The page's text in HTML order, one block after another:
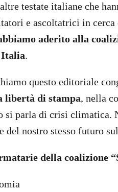
testate italiane che
e ascoltatrici in
aderito alla
Italia.
questo editoriale
libertà di stampa, nella
si parla di crisi
del nostro stesso futuro
della coalizione